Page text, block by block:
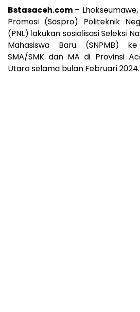
Bstasaceh.com –
Promosi (Sospro) Politeknik
(PNL) lakukan sosialisasi Seleksi
Mahasiswa Baru (SNPMB)
SMA/SMK dan MA di Provinsi
Utara selama bulan Februari 2024.